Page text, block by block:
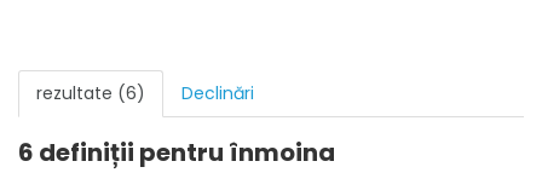
rezultate (6) Declinări
6 definiții pentru înmoina